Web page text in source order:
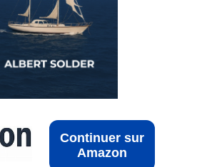
Continuer sur
Amazon